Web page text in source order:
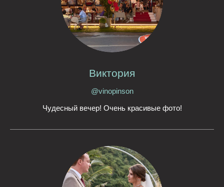
Виктория
@vinopinson
Чудесный вечер! Очень красивые фото!